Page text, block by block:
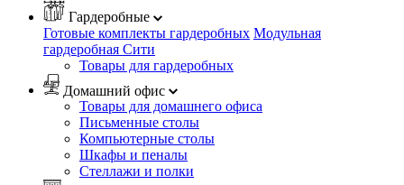
Гардеробные
Готовые комплекты гардеробных Модульная
гардеробная Сити
Товары для гардеробных
Домашний офис
Товары для домашнего офиса
Письменные столы
Компьютерные столы
Шкафы и пеналы
Стеллажи и полки